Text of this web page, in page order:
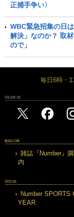
正捕手争い〉
WBC緊急招集の日
解決」なのか？ 取
ので」
毎日6時・
FOLLOW US
MAGAZINE
雑誌『Number』
内
SPECIAL
Number SPORTS
YEAR